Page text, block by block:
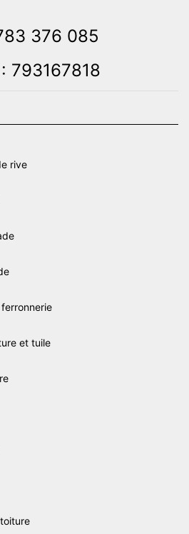
376 085
793167818
rive
et tuile